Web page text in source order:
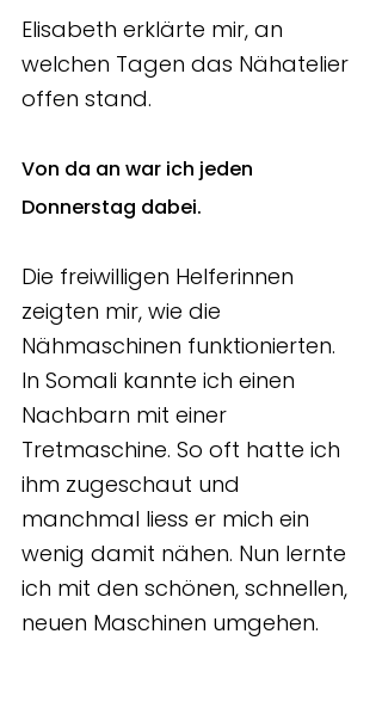
Elisabeth erklärte mir, an
welchen Tagen das Nähatelier
offen stand.
Von da an war ich jeden
Donnerstag dabei.
Die freiwilligen Helferinnen
zeigten mir, wie die
Nähmaschinen funktionierten.
In Somali kannte ich einen
Nachbarn mit einer
Tretmaschine. So oft hatte ich
ihm zugeschaut und
manchmal liess er mich ein
wenig damit nähen. Nun lernte
ich mit den schönen, schnellen,
neuen Maschinen umgehen.